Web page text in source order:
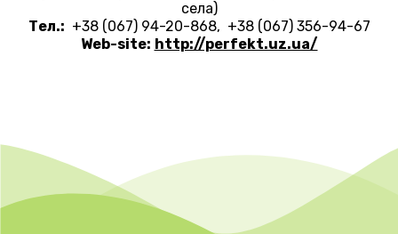
села)
Тел.: +38 (067) 94-20-868, +38 (067) 356-94-67
Web-site: http://perfekt.uz.ua/